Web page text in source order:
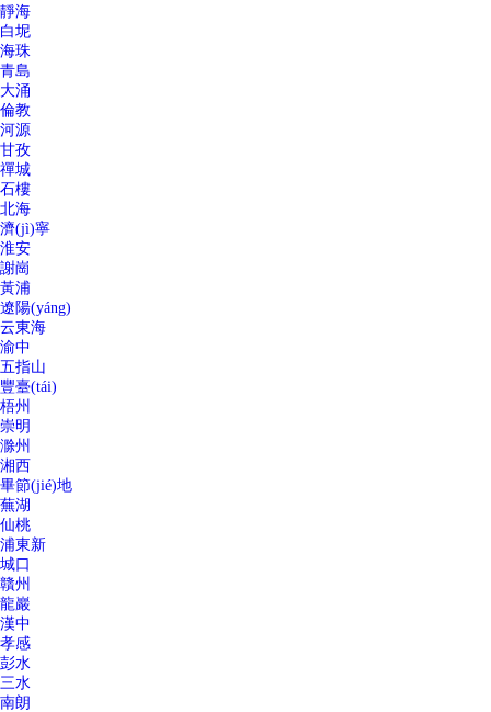
靜海
白坭
海珠
青島
大涌
倫教
河源
甘孜
禪城
石樓
北海
濟(jì)寧
淮安
謝崗
黃浦
遼陽(yáng)
云東海
渝中
五指山
豐臺(tái)
梧州
崇明
滁州
湘西
畢節(jié)地
蕪湖
仙桃
浦東新
城口
贛州
龍巖
漢中
孝感
彭水
三水
南朗